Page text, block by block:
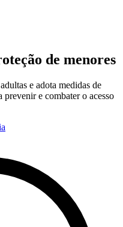
de menores
e adota medidas de
prevenir e combater o acesso